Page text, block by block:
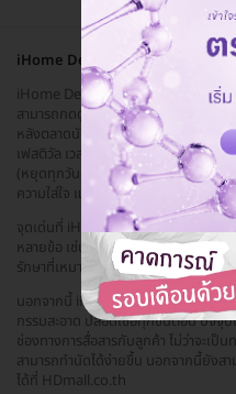
iHome Dental Clinic Hatyai
iHome Dental Clinic Hatyai คลินิกทั
สามารถกดดูแผนที่ได้ที่ลิ้งค์นี้
https://
หลังตลาดนัดเปิดท้ายขนส่งอยู่ระหว่าง
เฟสติวัล เวลาทำการ วันจันทร์-เสาร์
(หยุดทุกวันอังคาร) พร้อมการบริการเ
ความใส่ใจ และใจดีกับผู้ใช้บริการ เพื่อใ
จุดเด่นที่ iHome Dental Clinic
หลายข้อ เช่น มีทันตแพทย์ที่เชี่ยวชาญพ
รักษาที่เหมาะสม ทำนัดง่าย
นอกจากนี้ iHome Dental Clinic
กรรมสะอาด ปลอดเชื้อทุกขั้นตอน ปัจจุ
ช่องทางการสื่อสารกับลูกค้า ไม่ว่าจะเป็
สามารถทำนัดได้ง่ายขึ้น นอกจากนี้ยังส
ได้ที่ HDmall.co.th